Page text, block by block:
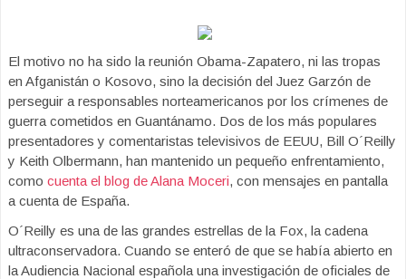
El motivo no ha sido la reunión Obama-Zapatero, ni las tropas
en Afganistán o Kosovo, sino la decisión del Juez Garzón de
perseguir a responsables norteamericanos por los crímenes de
guerra cometidos en Guantánamo. Dos de los más populares
presentadores y comentaristas televisivos de EEUU, Bill O´Reilly
y Keith Olbermann, han mantenido un pequeño enfrentamiento,
como cuenta el blog de Alana Moceri, con mensajes en pantalla
a cuenta de España.
O´Reilly es una de las grandes estrellas de la Fox, la cadena
ultraconservadora. Cuando se enteró de que se había abierto en
la Audiencia Nacional española una investigación de oficiales de